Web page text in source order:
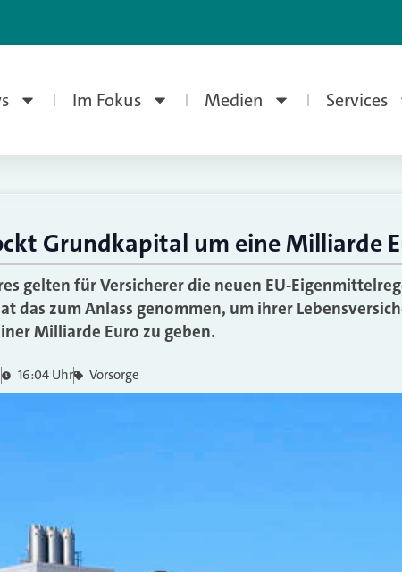
Im Fokus Medien Services
Grundkapital um eine Milliarde
gelten für Versicherer die neuen EU-
das zum Anlass genommen, um ihrer
Milliarde Euro zu geben.
16:04 Uhr Vorsorge